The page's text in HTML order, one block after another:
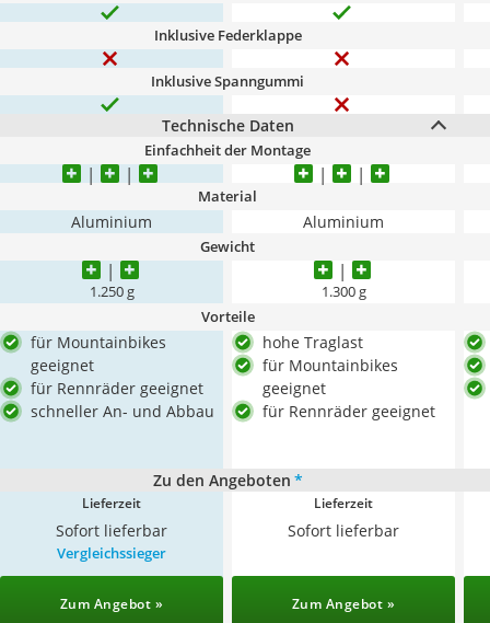
Inklusive Federklappe
Inklusive Spanngummi
Technische Daten
Einfachheit der Montage
Material
Aluminium Aluminium
Gewicht
1.250 g 1.300 g
Vorteile
für Mountainbikes
geeignet
für Rennräder geeignet
schneller An- und Abbau
hohe Traglast
für Mountainbikes
geeignet
für Rennräder geeignet
Zu den Angeboten *
Lieferzeit
Sofort lieferbar
Lieferzeit
Sofort lieferbar
Vergleichssieger
Zum Angebot » Zum Angebot »